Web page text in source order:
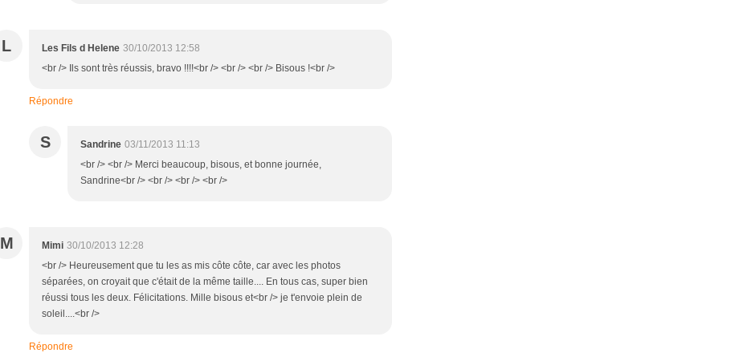
L Les Fils d Helene 30/10/2013 12:58
<br /> Ils sont très réussis, bravo !!!!<br /> <br /> <br /> Bisous !<br />
Répondre
S Sandrine 03/11/2013 11:13
<br /> <br /> Merci beaucoup, bisous, et bonne journée,
Sandrine<br /> <br /> <br /> <br />
M Mimi 30/10/2013 12:28
<br /> Heureusement que tu les as mis côte côte, car avec les photos
séparées, on croyait que c'était de la même taille.... En tous cas, super bien
réussi tous les deux. Félicitations. Mille bisous et<br /> je t'envoie plein de
soleil....<br />
Répondre